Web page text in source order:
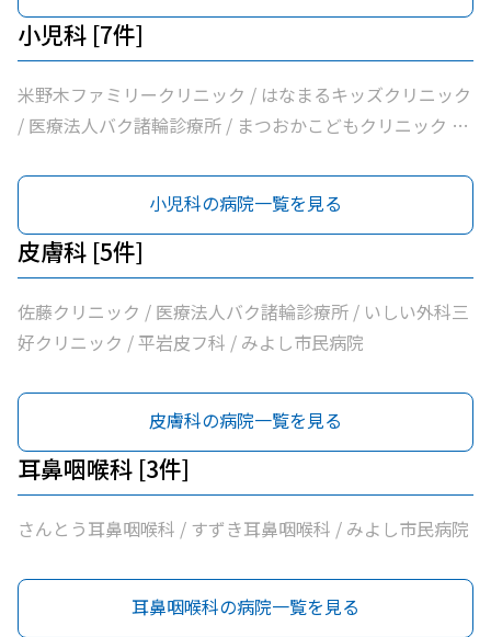
小児科 [7件]
米野木ファミリークリニック / はなまるキッズクリニック
/ 医療法人バク諸輪診療所 / まつおかこどもクリニック /
民病院
小児科の病院一覧を見る
皮膚科 [5件]
佐藤クリニック / 医療法人バク諸輪診療所 / いしい外科三
好クリニック / 平岩皮フ科 / みよし市民病院
皮膚科の病院一覧を見る
耳鼻咽喉科 [3件]
さんとう耳鼻咽喉科 / すずき耳鼻咽喉科 / みよし市民病院
耳鼻咽喉科の病院一覧を見る